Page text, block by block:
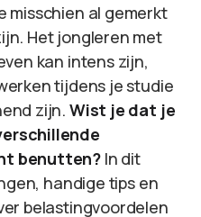
misschien al gemerkt
Het jongleren met
kan intens zijn,
tijdens je studie
zijn. Wist je dat je
benutten? In dit
handige tips en
belastingvoordelen